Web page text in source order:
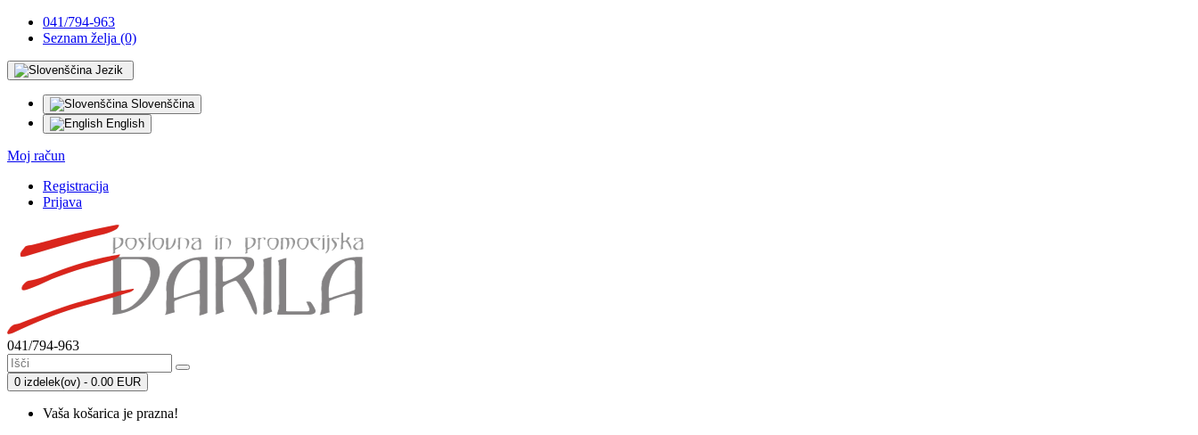
041/794-963
Seznam želja (0)
Jezik
Slovenščina
English
Moj račun
Registracija
Prijava
041/794-963
0 izdelek(ov) - 0.00 EUR
Vaša košarica je prazna!